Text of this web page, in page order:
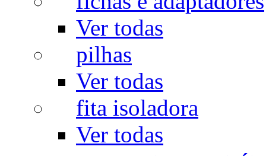
Ver todas
pilhas
Ver todas
fita isoladora
Ver todas